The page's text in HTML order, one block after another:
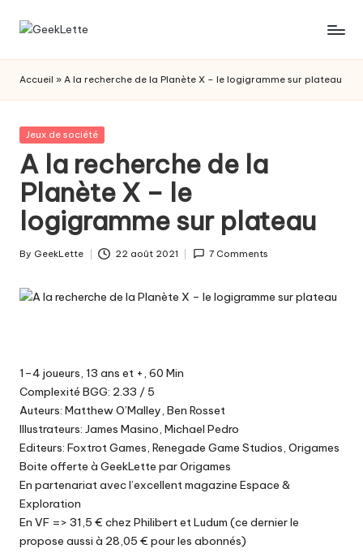
Skip
G
e
e
k
L
e
t
t
e
les
de
société
Accueil » A la recherche de la Planète X – le logigramme sur plateau
Posted
Jeux de société
A la recherche de la
Planète X – le
logigramme sur plateau
Posted
By GeekLette 22 août 2021 7 Comments
1–4 joueurs, 13 ans et +, 60 Min
Complexité BGG: 2.33 / 5
Auteurs: Matthew O’Malley, Ben Rosset
Illustrateurs: James Masino, Michael Pedro
Editeurs: Foxtrot Games, Renegade Game Studios, Origames
Boite offerte à GeekLette par Origames
En partenariat avec l’excellentmagazine Espace &
Exploration
En VF => 31,5 € chez PhilibertetLudum (ce dernier le
propose aussi à 28,05 € pour les abonnés)